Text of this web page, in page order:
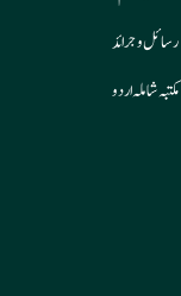
رسائل وجرائد
مکتبہ شاملہ اردو